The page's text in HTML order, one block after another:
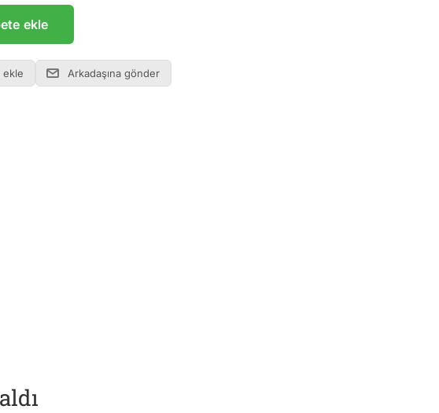
ekle
ekle Arkadaşına gönder